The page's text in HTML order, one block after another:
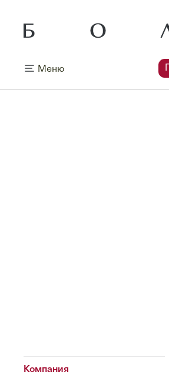
Меню
Компания